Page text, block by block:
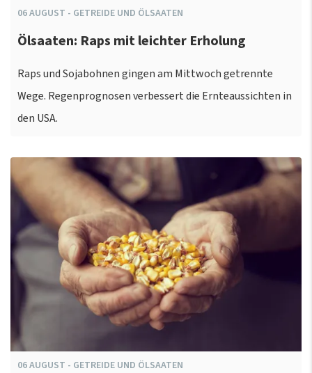
06AUGUST - GETREIDE UND ÖLSAATEN
Ölsaaten: Raps mit leichter Erholung
Raps und Sojabohnen gingen am Mittwoch getrennte
Wege. Regenprognosen verbessert die Ernteaussichten in
den USA.
06AUGUST - GETREIDE UND ÖLSAATEN